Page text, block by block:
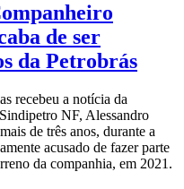
de ser
da Petrobrás
recebeu a notícia da
NF, Alessandro
de três anos, durante a
acusado de fazer parte
da companhia, em 2021.